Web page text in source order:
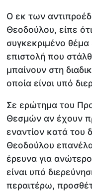
Ο εκ των
Θεοδούλου, είπε
συγκεκριμένο θέμα
επιστολή που
μπαίνουν στη
οποία είναι υπό
Σε ερώτημα του
Θεσμών αν έχουν
εναντίον κατά του
Θεοδούλου
έρευνα για
είναι υπό
περαιτέρω,